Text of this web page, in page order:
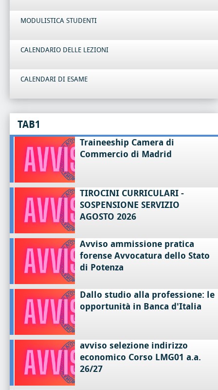
MODULISTICA STUDENTI
CALENDARIO DELLE LEZIONI
CALENDARI DI ESAME
TAB1
Traineeship Camera di
Commercio di Madrid
TIROCINI CURRICULARI -
SOSPENSIONE SERVIZIO
AGOSTO 2026
Avviso ammissione pratica
forense Avvocatura dello Stato
di Potenza
Dallo studio alla professione: le
opportunità in Banca d'Italia
avviso selezione indirizzo
economico Corso LMG01 a.a.
26/27